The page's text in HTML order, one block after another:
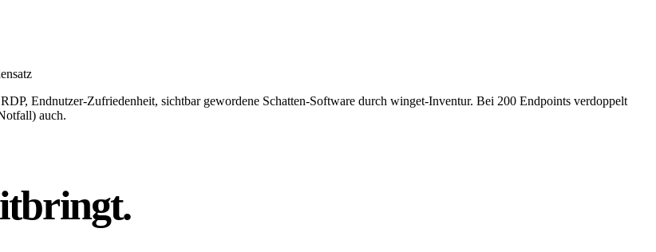
Endnutzer-Zufriedenheit, sichtbar gewordene Schatten-Software durch winget-Inventur. Bei 200 Endpoints verdoppelt
auch.
.